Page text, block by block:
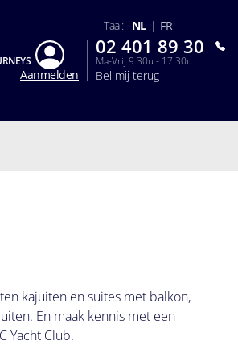
Aanmelden
Taal: NL | FR
02 401 89 30
Ma-Vrij 9.30u - 17.30u
Bel mij terug
kajuiten en suites met balkon,
En maak kennis met een
Yacht Club.